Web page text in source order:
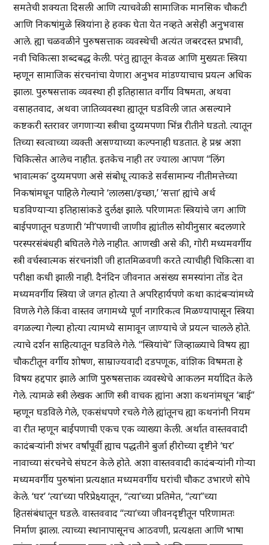
समतेची शक्यता दिसली आणि त्याचवेळी सामाजिक मानसिक चौकटी
आणि निकषांमुळे स्त्रियांना हे हक्क घेता येत नव्हते असेही अनुभवास
आले. ह्या चळवळीने पुरुषसत्ताक व्यवस्थेची अत्यंत जबरदस्त प्रभावी,
नवी चिकित्सा शब्दबद्ध केली. परंतु ह्यातून केवळ आणि मुख्यतः स्त्रिया
म्हणून सामाजिक संरचनांचा येणारा अनुभव मांडण्याचाच प्रयत्न अधिक
झाला. पुरुषसत्ताक व्यवस्था ही इतिहासात वर्गीय विषमता, अथवा
वसाहतवाद, अथवा जातिव्यवस्था ह्यातून घडविली जात असल्याने
कष्टकरी स्तरावर जगणाऱ्या स्त्रीचा दुय्यमपणा भिंन्न रीतीने घडतो. त्यातून
तिच्या स्वत्वाच्या व्यक्ती असण्याच्या कल्पनाही घडतात. हे प्रश्न अशा
चिकित्सेत आलेच नाहीत. इतकेच नाही तर ज्याला आपण “लिंग
भावात्मक’ दुय्यमपणा असे संबोधू त्याकडे सर्वसामान्य नीतीमत्तेच्या
निकषांमधून पाहिले गेल्याने ‘लालसा/इच्छा,’ ‘सत्ता’ ह्यांचे अर्थ
घडविण्याऱ्या इतिहासांकडे दुर्लक्ष झाले. परिणामतः स्त्रियांचे जग आणि
बाईपणातून घडणारी ‘मी’पणाची जाणीव ह्यांतील सोयीनुसार बदलणारे
परस्परसंबंधही बघितले गेले नाहीत. आणखी असे की, गोरी मध्यमवर्गीय
स्त्री वर्चस्वात्मक संरचनांशी जी हातमिळवणी करते त्याचीही चिकित्सा वा
परीक्षा कधी झाली नाही. दैनंदिन जीवनात असंख्य समस्यांना तोंड देत
मध्यमवर्गीय स्त्रिया जे जगत होत्या ते अपरिहार्यपणे कथा कादंबऱ्यांमध्ये
विणले गेले किंवा वास्तव जगामध्ये पूर्ण नागरिकत्व मिळण्यापासून स्त्रिया
वगळल्या गेल्या होत्या त्यामध्ये सामावून जाण्याचे जे प्रयत्न चालले होते.
त्याचे दर्शन साहित्यातून घडविले गेले. “स्त्रियांचे” जिव्हाळ्याचे विषय ह्या
चौकटीतून वर्गीय शोषण, साम्राज्यवादी दडपणूक, वांशिक विषमता हे
विषय हद्दपार झाले आणि पुरुषसत्ताक व्यवस्थेचे आकलन मर्यादित केले
गेले. त्यामळे स्त्री लेखक आणि स्त्री वाचक ह्यांना अशा कथनांमधून ‘बाई”
म्हणून घडविले गेले, एकसंधपणे रचले गेले ह्यांतूनच ह्या कथनांनी नियम
वा रीत म्हणून बाईपणाची एकच एक व्याख्या केली. अर्थात वास्तववादी
कादंबऱ्यांनी शंभर वर्षांपूर्वी ह्याच पद्धतीने बुर्जा हीरोच्या दृष्टीने ‘घर’
नावाच्या संरचनेचे संघटन केले होते. अशा वास्तववादी कादंबऱ्यांनी गोऱ्या
मध्यमवर्गीय पुरुषांना प्रत्यक्षात मध्यमवर्गीय घरांची चौकट उभारणे सोपे
केले. ‘घर’ ‘त्या’च्या परिप्रेक्ष्यातून, “त्या’च्या प्रतिमेत, “त्या”च्या
हितसंबंधातून घडले. वास्तववाद “त्या’च्या जीवनदृष्टीतून परिणामतः
निर्माण झाला. त्याच्या स्थानापासूनच आठवणी, प्रत्यक्षता आणि भाषा